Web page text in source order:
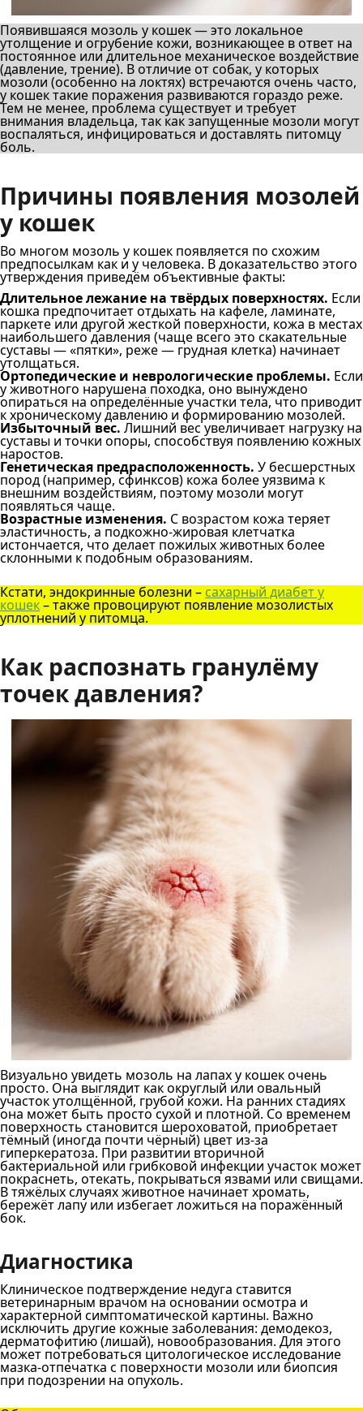
Появившаяся мозоль у кошек — это локальное
утолщение и огрубение кожи, возникающее в ответ на
постоянное или длительное механическое воздействие
(давление, трение). В отличие от собак, у которых
мозоли (особенно на локтях) встречаются очень часто,
у кошек такие поражения развиваются гораздо реже.
Тем не менее, проблема существует и требует
внимания владельца, так как запущенные мозоли могут
воспаляться, инфицироваться и доставлять питомцу
боль.
Причины появления мозолей
у кошек
Во многом мозоль у кошек появляется по схожим
предпосылкам как и у человека. В доказательство этого
утверждения приведём объективные факты:
Длительное лежание на твёрдых поверхностях. Если
кошка предпочитает отдыхать на кафеле, ламинате,
паркете или другой жесткой поверхности, кожа в местах
наибольшего давления (чаще всего это скакательные
суставы — «пятки», реже — грудная клетка) начинает
утолщаться.
Ортопедические и неврологические проблемы. Если
у животного нарушена походка, оно вынуждено
опираться на определённые участки тела, что приводит
к хроническому давлению и формированию мозолей.
Избыточный вес. Лишний вес увеличивает нагрузку на
суставы и точки опоры, способствуя появлению кожных
наростов.
Генетическая предрасположенность. У бесшерстных
пород (например, сфинксов) кожа более уязвима к
внешним воздействиям, поэтому мозоли могут
появляться чаще.
Возрастные изменения. С возрастом кожа теряет
эластичность, а подкожно-жировая клетчатка
истончается, что делает пожилых животных более
склонными к подобным образованиям.
Кстати, эндокринные болезни – сахарный диабет у
кошек– также провоцируют появление мозолистых
уплотнений у питомца.
Как распознать гранулёму
точек давления?
Визуально увидеть мозоль на лапах у кошек очень
просто. Она выглядит как округлый или овальный
участок утолщённой, грубой кожи. На ранних стадиях
она может быть просто сухой и плотной. Со временем
поверхность становится шероховатой, приобретает
тёмный (иногда почти чёрный) цвет из-за
гиперкератоза. При развитии вторичной
бактериальной или грибковой инфекции участок может
покраснеть, отекать, покрываться язвами или свищами.
В тяжёлых случаях животное начинает хромать,
бережёт лапу или избегает ложиться на поражённый
бок.
Диагностика
Клиническое подтверждение недуга ставится
ветеринарным врачом на основании осмотра и
характерной симптоматической картины. Важно
исключить другие кожные заболевания: демодекоз,
дерматофитию (лишай), новообразования. Для этого
может потребоваться цитологическое исследование
мазка-отпечатка с поверхности мозоли или биопсия
при подозрении на опухоль.